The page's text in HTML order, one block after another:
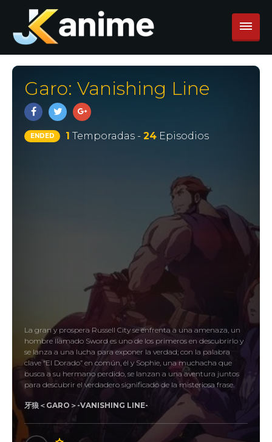
Garo: Vanishing Line
ENDED 1 Temporadas - 24Episodios
La gran y prospera Russell City se enfrenta a una amenaza, un
hombre llamado Sword es uno de los primeros en descubrirlo y
se lanza a una lucha para exponer la verdad; con la palabra
clave “El Dorado” en común, él y Sophie, una muchacha que
busca a su hermano perdido, se lanzan a una aventura juntos
para descubrir el verdadero significado de la misteriosa frase.
牙狼＜GARO＞-VANISHING LINE-